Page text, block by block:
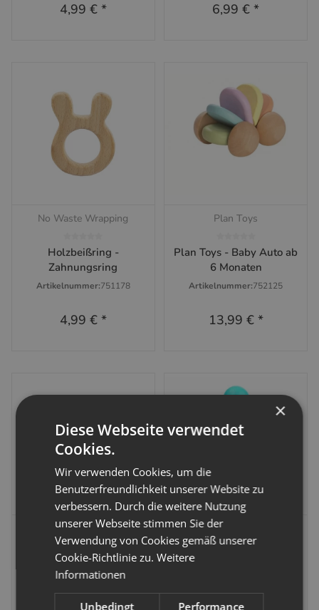
4,99 € * 6,99 €*
No Waste Wrapping
Holzbeißring -
Zahnungsring
Artikelnummer:751178
4,99 € *
Plan Toys
Plan Toys - Baby Auto ab
6 Monaten
Artikelnummer:752125
13,99 € *
Plan Toys
Plan Toys -
Stehaufmännchen
Artikelnummer:752124
Plan Toys
Plan Toys Babyspielzeug
Artikelnummer:751766
×
Diese Webseite verwendet
Cookies.
Wir verwenden Cookies, um die
Benutzerfreundlichkeit unserer Website zu
verbessern. Durch die weitere Nutzung
unserer Webseite stimmen Sie der
Verwendung von Cookies gemäß unserer
Cookie-Richtlinie zu.Weitere
Informationen
Unbedingt Performance